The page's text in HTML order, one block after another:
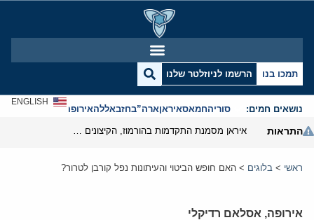
תמכו בנו הרשמו לניוזלטר שלנו
נושאים חמים: סוריהחמאסאיראןארה”בחזבאללהאירופהאנטישמיות
ENGLISH
התראות
ראשי > בלוגים > האם חופש הביטוי והעיתונות נפל קורבן לטרור?
אירופה, אסלאם רדיקלי